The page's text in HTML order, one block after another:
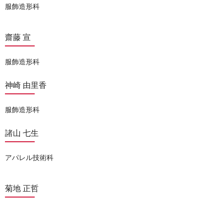
服飾造形科
齋藤 宣
服飾造形科
神崎 由里香
服飾造形科
諸山 七生
アパレル技術科
菊地 正哲